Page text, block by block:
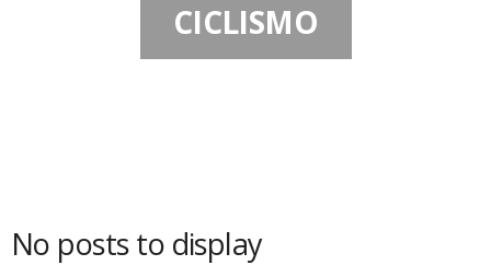
CICLISMO
No posts to display